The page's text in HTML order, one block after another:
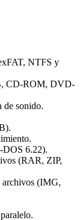
NTFS y
CD-ROM, DVD-
sonido.
DOS 6.22).
(RAR, ZIP,
archivos (IMG,